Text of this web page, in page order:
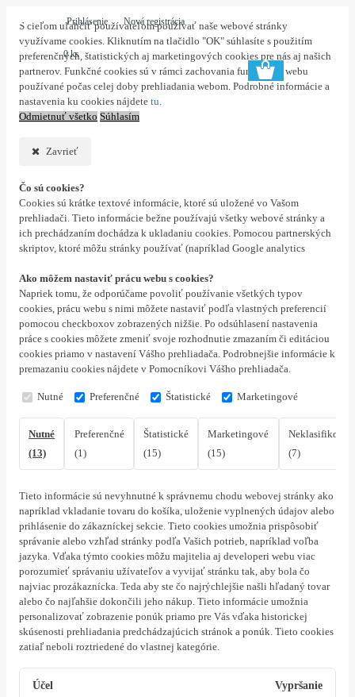
S cieľom uľahčiť používateľom používať naše webové stránky
využívame cookies. Kliknutím na tlačidlo "OK" súhlasíte s použitím
preferenčných, štatistických aj marketingových cookies pre nás aj našich
partnerov. Funkčné cookies sú v rámci zachovania funkčnosti webu
používané počas celej doby prehliadania webom. Podrobné informácie a
nastavenia ku cookies nájdete tu.
Odmietnuť všetko Súhlasím
Zavrieť
Čo sú cookies?
Cookies sú krátke textové informácie, ktoré sú uložené vo Vašom
prehliadači. Tieto informácie bežne používajú všetky webové stránky a
ich prechádzaním dochádza k ukladaniu cookies. Pomocou partnerských
skriptov, ktoré môžu stránky používať (napríklad Google analytics
Ako môžem nastaviť prácu webu s cookies?
Napriek tomu, že odporúčame povoliť používanie všetkých typov
cookies, prácu webu s nimi môžete nastaviť podľa vlastných preferencií
pomocou checkboxov zobrazených nižšie. Po odsúhlasení nastavenia
práce s cookies môžete zmeniť svoje rozhodnutie zmazaním či editáciou
cookies priamo v nastavení Vášho prehliadača. Podrobnejšie informácie k
premazaniu cookies nájdete v Pomocníkovi Vášho prehliadača.
Nutné Preferenčné Štatistické Marketingové
Nutné
(13)
Preferenčné
(1)
Štatistické
(15)
Marketingové
(15)
(7)
Tieto informácie sú nevyhnutné k správnemu chodu webovej stránky ako
napríklad vkladanie tovaru do košíka, uloženie vyplnených údajov alebo
prihlásenie do zákazníckej sekcie. Tieto cookies umožnia prispôsobiť
správanie alebo vzhľad stránky podľa Vašich potrieb, napríklad voľba
jazyka. Vďaka týmto cookies môžu majitelia aj developeri webu viac
porozumieť správaniu užívateľov a vyvijať stránku tak, aby bola čo
najviac prozákaznícka. Teda aby ste čo najrýchlejšie našli hľadaný tovar
alebo čo najľahšie dokončili jeho nákup. Tieto informácie umožnia
personalizovať zobrazenie ponúk priamo pre Vás vďaka historickej
skúsenosti prehliadania predchádzajúcich stránok a ponúk. Tieto cookies
zatiaľ neboli roztriedené do vlastnej kategórie.
Účel Vypršanie
Prihlásenie Nová registrácia
0 ks